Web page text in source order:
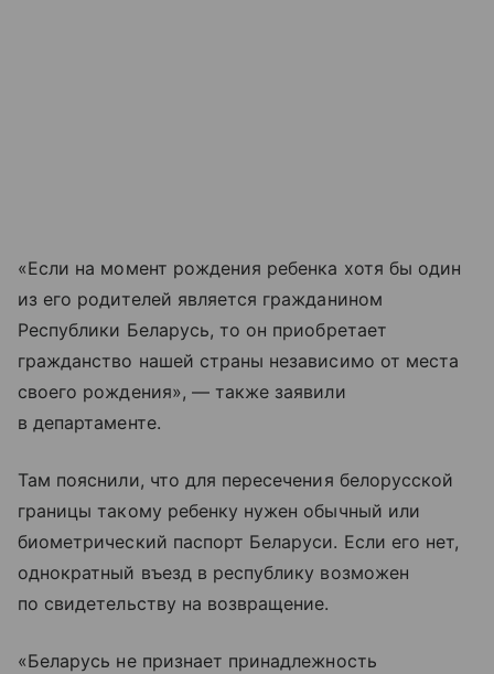
«Если на момент рождения ребенка хотя бы один
из его родителей является гражданином
Республики Беларусь, то он приобретает
гражданство нашей страны независимо от места
своего рождения», — также заявили
в департаменте.
Там пояснили, что для пересечения белорусской
границы такому ребенку нужен обычный или
биометрический паспорт Беларуси. Если его нет,
однократный въезд в республику возможен
по свидетельству на возвращение.
«Беларусь не признает принадлежность